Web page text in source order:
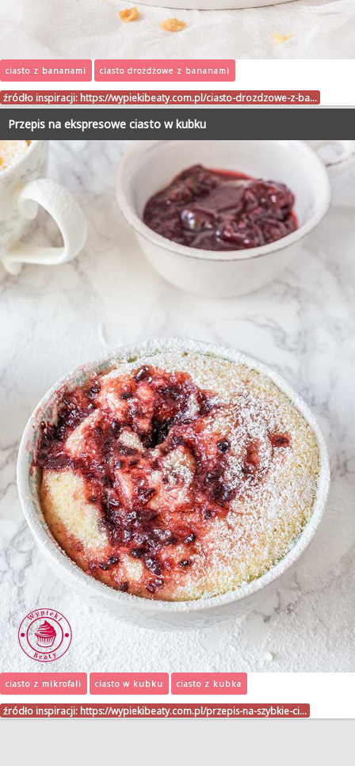
ciasto z bananami ciasto drożdżowe z bananami
źródło inspiracji: https://wypiekibeaty.com.pl/ciasto-drozdzowe-z-ba…
Przepis na ekspresowe ciasto w kubku
ciasto z mikrofali ciasto w kubku ciasto z kubka
źródło inspiracji: https://wypiekibeaty.com.pl/przepis-na-szybkie-ci…